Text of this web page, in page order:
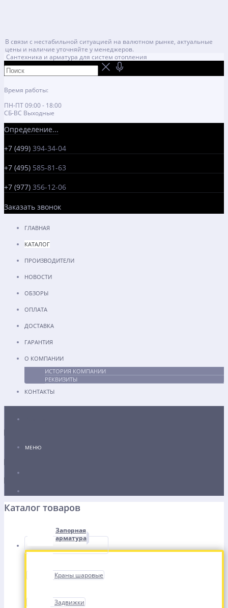
В связи с нестабильной ситуацией на валютном рынке, актуальные
цены и наличие уточняйте у менеджеров.
Сантехника и арматура для систем отопления
Время работы:
ПН-ПТ 09:00 - 18:00
СБ-ВС Выходные
Определение...
+7 (499) 394-34-04
+7 (495) 585-81-63
+7 (977) 356-12-06
Заказать звонок
ГЛАВНАЯ
КАТАЛОГ
ПРОИЗВОДИТЕЛИ
НОВОСТИ
ОБЗОРЫ
ОПЛАТА
ДОСТАВКА
ГАРАНТИЯ
О КОМПАНИИ
ИСТОРИЯ КОМПАНИИ
РЕКВИЗИТЫ
КОНТАКТЫ
МЕНЮ
Каталог товаров
Запорная
арматура
Краны шаровые
Задвижки